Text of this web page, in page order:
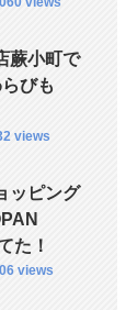
蕨小町で
びも
views
ッピング
た！
views